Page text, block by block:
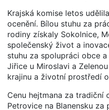
Krajská komise letos
ocenění. Bílou stuhu za
rodiny získaly Sokolnice,
společenský život a
stuhu za spolupráci obce
Jiřice u Miroslavi a
krajinu a životní prostředí
Cenu hejtmana za tradiční
Petrovice na Blanensku